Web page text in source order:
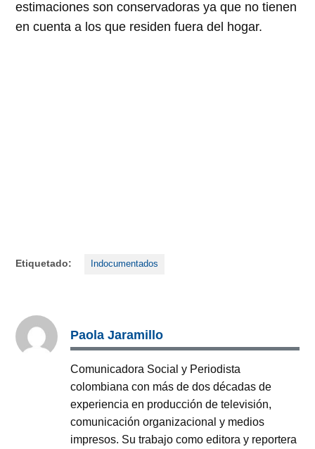
estimaciones son conservadoras ya que no tienen
en cuenta a los que residen fuera del hogar.
Etiquetado: Indocumentados
Paola Jaramillo
Comunicadora Social y Periodista
colombiana con más de dos décadas de
experiencia en producción de televisión,
comunicación organizacional y medios
impresos. Su trabajo como editora y reportera